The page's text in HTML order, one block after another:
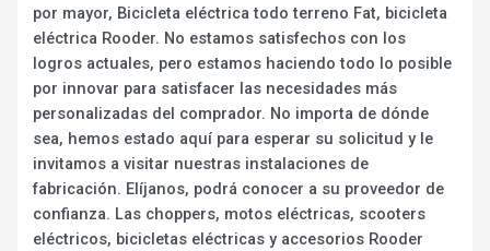
por mayor, Bicicleta eléctrica todo terreno Fat, bicicleta
eléctrica Rooder. No estamos satisfechos con los
logros actuales, pero estamos haciendo todo lo posible
por innovar para satisfacer las necesidades más
personalizadas del comprador. No importa de dónde
sea, hemos estado aquí para esperar su solicitud y le
invitamos a visitar nuestras instalaciones de
fabricación. Elíjanos, podrá conocer a su proveedor de
confianza. Las choppers, motos eléctricas, scooters
eléctricos, bicicletas eléctricas y accesorios Rooder